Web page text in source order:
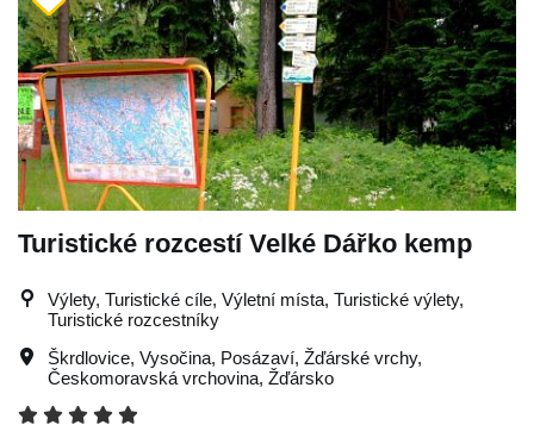
Turistické rozcestí Velké Dářko kemp
Výlety, Turistické cíle, Výletní místa, Turistické výlety,
Turistické rozcestníky
Škrdlovice, Vysočina, Posázaví, Žďárské vrchy,
Českomoravská vrchovina, Žďársko